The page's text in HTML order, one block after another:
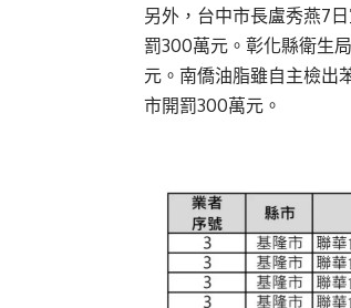
另外，台中市長盧秀燕7
罰300萬元。彰化縣衛生
元。南僑油脂雖自主檢出
市開罰300萬元。